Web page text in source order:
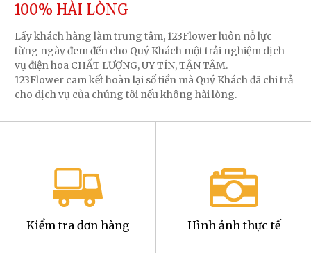
100% HÀI LÒNG
Lấy khách hàng làm trung tâm, 123Flower luôn nỗ lực
từng ngày đem đến cho Quý Khách một trải nghiệm dịch
vụ điện hoa CHẤT LƯỢNG, UY TÍN, TẬN TÂM.
123Flower cam kết hoàn lại số tiền mà Quý Khách đã chi trả
cho dịch vụ của chúng tôi nếu không hài lòng.
Kiểm tra đơn hàng Hình ảnh thực tế